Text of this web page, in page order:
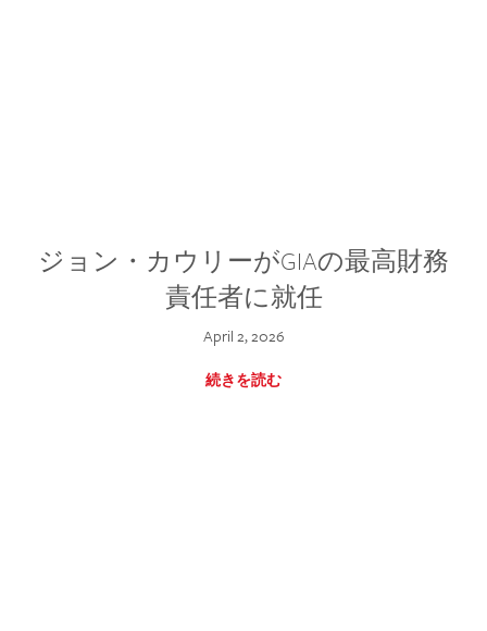
ジョン・カウリーがGIAの最高財務
責任者に就任
April 2, 2026
続きを読む